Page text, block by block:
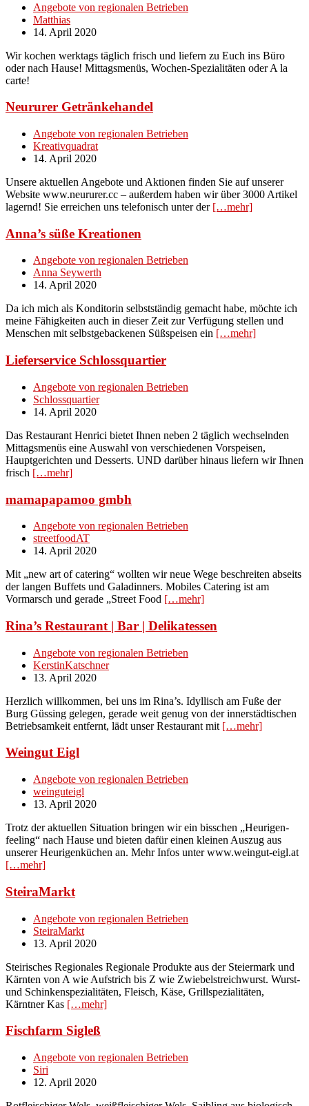
Angebote von regionalen Betrieben
Matthias
14. April 2020
Wir kochen werktags täglich frisch und liefern zu Euch ins Büro
oder nach Hause! Mittagsmenüs, Wochen-Spezialitäten oder A la
carte!
Neururer Getränkehandel
Angebote von regionalen Betrieben
Kreativquadrat
14. April 2020
Unsere aktuellen Angebote und Aktionen finden Sie auf unserer
Website www.neururer.cc – außerdem haben wir über 3000 Artikel
lagernd! Sie erreichen uns telefonisch unter der […mehr]
Anna’s süße Kreationen
Angebote von regionalen Betrieben
Anna Seywerth
14. April 2020
Da ich mich als Konditorin selbstständig gemacht habe, möchte ich
meine Fähigkeiten auch in dieser Zeit zur Verfügung stellen und
Menschen mit selbstgebackenen Süßspeisen ein […mehr]
Lieferservice Schlossquartier
Angebote von regionalen Betrieben
Schlossquartier
14. April 2020
Das Restaurant Henrici bietet Ihnen neben 2 täglich wechselnden
Mittagsmenüs eine Auswahl von verschiedenen Vorspeisen,
Hauptgerichten und Desserts. UND darüber hinaus liefern wir Ihnen
frisch […mehr]
mamapapamoo gmbh
Angebote von regionalen Betrieben
streetfoodAT
14. April 2020
Mit „new art of catering“ wollten wir neue Wege beschreiten abseits
der langen Buffets und Galadinners. Mobiles Catering ist am
Vormarsch und gerade „Street Food […mehr]
Rina’s Restaurant | Bar | Delikatessen
Angebote von regionalen Betrieben
KerstinKatschner
13. April 2020
Herzlich willkommen, bei uns im Rina’s. Idyllisch am Fuße der
Burg Güssing gelegen, gerade weit genug von der innerstädtischen
Betriebsamkeit entfernt, lädt unser Restaurant mit […mehr]
Weingut Eigl
Angebote von regionalen Betrieben
weinguteigl
13. April 2020
Trotz der aktuellen Situation bringen wir ein bisschen „Heurigen-
feeling“ nach Hause und bieten dafür einen kleinen Auszug aus
unserer Heurigenküchen an. Mehr Infos unter www.weingut-eigl.at
[…mehr]
SteiraMarkt
Angebote von regionalen Betrieben
SteiraMarkt
13. April 2020
Steirisches Regionales Regionale Produkte aus der Steiermark und
Kärnten von A wie Aufstrich bis Z wie Zwiebelstreichwurst. Wurst-
und Schinkenspezialitäten, Fleisch, Käse, Grillspezialitäten,
Kärntner Kas […mehr]
Fischfarm Sigleß
Angebote von regionalen Betrieben
Siri
12. April 2020